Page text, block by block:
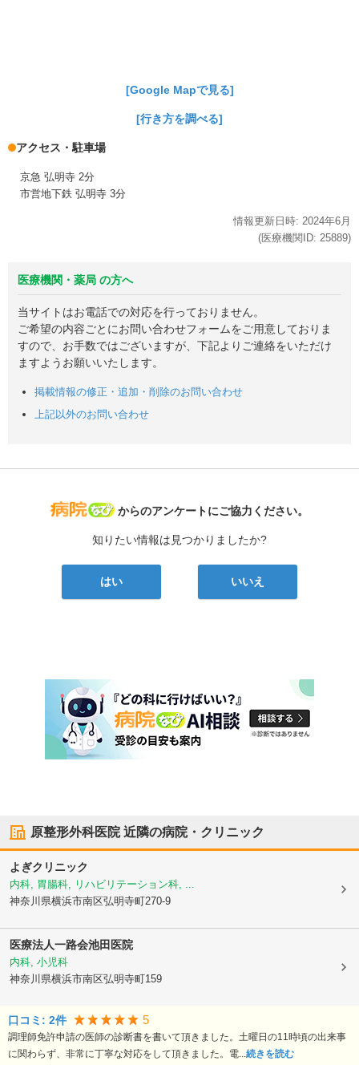
[Google Mapで見る]
[行き方を調べる]
アクセス・駐車場
京急 弘明寺 2分
市営地下鉄 弘明寺 3分
情報更新日時: 2024年6月
(医療機関ID: 25889)
医療機関・薬局 の方へ
当サイトはお電話での対応を行っておりません。
ご希望の内容ごとにお問い合わせフォームをご用意しておりま
すので、お手数ではございますが、下記よりご連絡をいただけ
ますようお願いいたします。
掲載情報の修正・追加・削除のお問い合わせ
上記以外のお問い合わせ
病院なび
からのアンケートにご協力ください。
知りたい情報は見つかりましたか?
はい いいえ
原整形外科医院近隣の病院・クリニック
よぎクリニック
内科, 胃腸科, リハビリテーション科, ...
神奈川県横浜市南区弘明寺町270-9
医療法人一路会池田医院
内科, 小児科
神奈川県横浜市南区弘明寺町159
口コミ: 2件 5
調理師免許申請の医師の診断書を書いて頂きました。土曜日の11時頃の出来事
に関わらず、非常に丁寧な対応をして頂きました。電...続きを読む